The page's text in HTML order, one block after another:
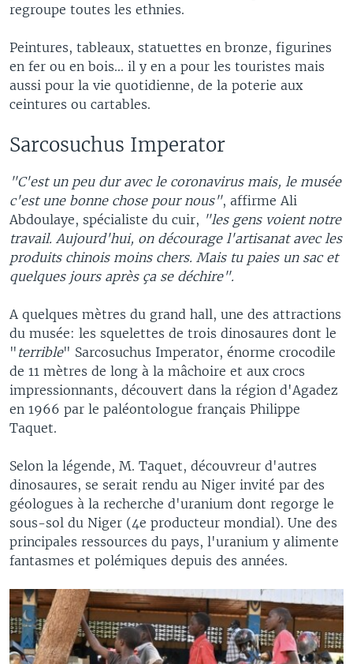
regroupe toutes les ethnies.
Peintures, tableaux, statuettes en bronze, figurines
en fer ou en bois... il y en a pour les touristes mais
aussi pour la vie quotidienne, de la poterie aux
ceintures ou cartables.
Sarcosuchus Imperator
"C'est un peu dur avec le coronavirus mais, le musée
c'est une bonne chose pour nous", affirme Ali
Abdoulaye, spécialiste du cuir, "les gens voient notre
travail. Aujourd'hui, on décourage l'artisanat avec les
produits chinois moins chers. Mais tu paies un sac et
quelques jours après ça se déchire".
A quelques mètres du grand hall, une des attractions
du musée: les squelettes de trois dinosaures dont le
" terrible" Sarcosuchus Imperator, énorme crocodile
de 11 mètres de long à la mâchoire et aux crocs
impressionnants, découvert dans la région d'Agadez
en 1966 par le paléontologue français Philippe
Taquet.
Selon la légende, M. Taquet, découvreur d'autres
dinosaures, se serait rendu au Niger invité par des
géologues à la recherche d'uranium dont regorge le
sous-sol du Niger (4e producteur mondial). Une des
principales ressources du pays, l'uranium y alimente
fantasmes et polémiques depuis des années.